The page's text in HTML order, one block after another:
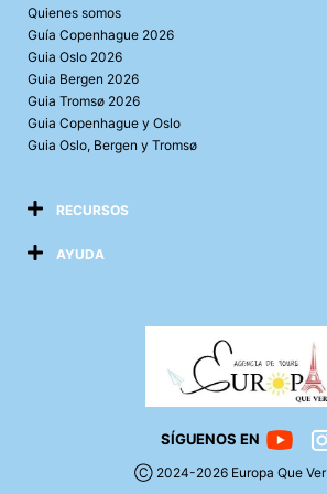
Quienes somos
Guía Copenhague 2026
Guia Oslo 2026
Guia Bergen 2026
Guia Tromsø 2026
Guia Copenhague y Oslo
Guia Oslo, Bergen y Tromsø
RECURSOS
AYUDA
SÍGUENOS EN
Ⓒ 2024-2026 Europa Que Ver